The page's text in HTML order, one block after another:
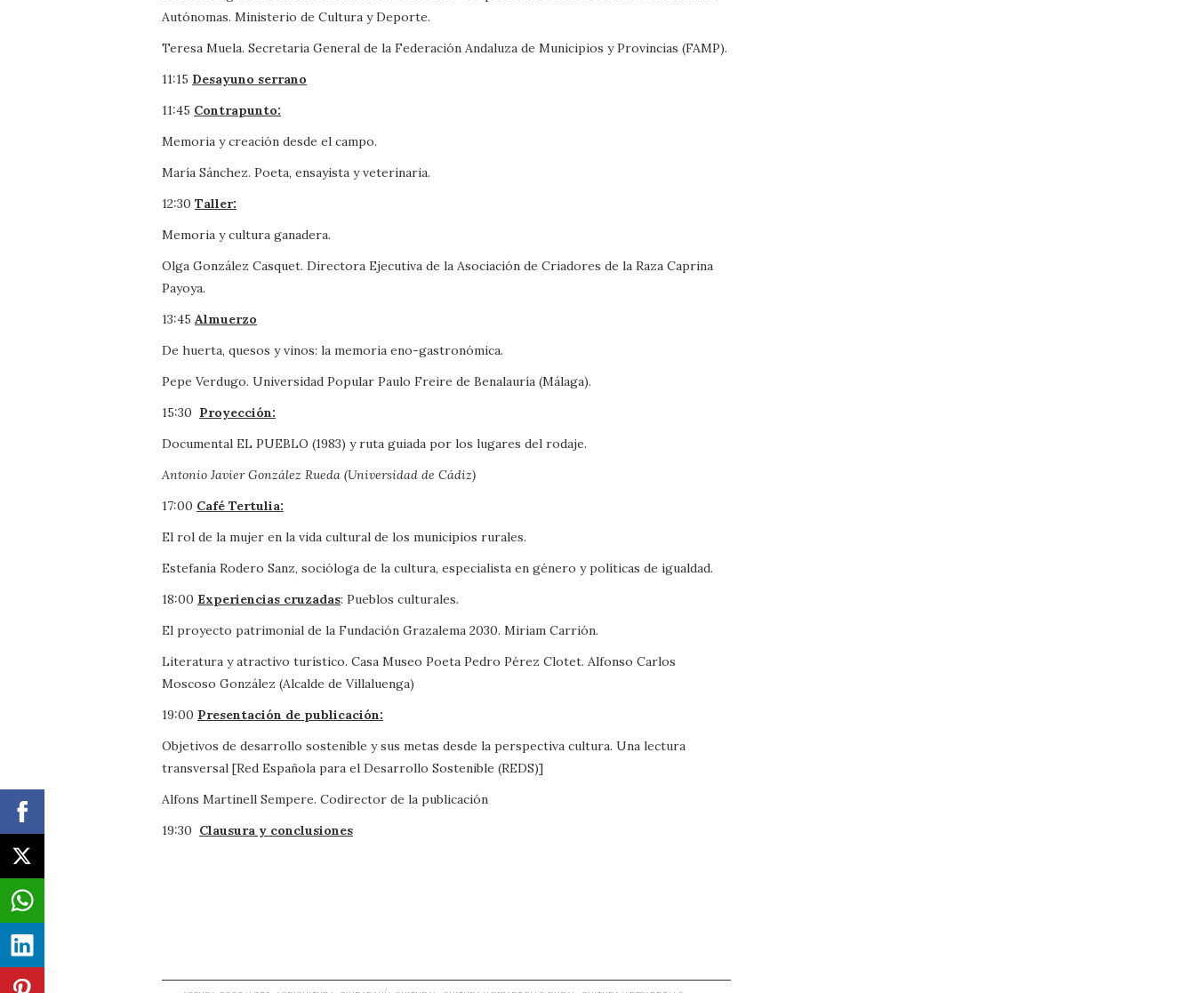
Autónomas. Ministerio de Cultura y Deporte.
Teresa Muela. Secretaria General de la Federación Andaluza de Municipios y Provincias (FAMP).
11:15 Desayuno serrano
11:45 Contrapunto:
Memoria y creación desde el campo.
María Sánchez. Poeta, ensayista y veterinaria.
12:30 Taller:
Memoria y cultura ganadera.
Olga González Casquet. Directora Ejecutiva de la Asociación de Criadores de la Raza Caprina
Payoya.
13:45 Almuerzo
De huerta, quesos y vinos: la memoria eno-gastronómica.
Pepe Verdugo. Universidad Popular Paulo Freire de Benalauría (Málaga).
15:30 Proyección:
Documental EL PUEBLO (1983) y ruta guiada por los lugares del rodaje.
Antonio Javier González Rueda (Universidad de Cádiz)
17:00 Café Tertulia:
El rol de la mujer en la vida cultural de los municipios rurales.
Estefanía Rodero Sanz, socióloga de la cultura, especialista en género y políticas de igualdad.
18:00 Experiencias cruzadas: Pueblos culturales.
El proyecto patrimonial de la Fundación Grazalema 2030. Miriam Carrión.
Literatura y atractivo turístico. Casa Museo Poeta Pedro Pérez Clotet. Alfonso Carlos
Moscoso González (Alcalde de Villaluenga)
19:00 Presentación de publicación:
Objetivos de desarrollo sostenible y sus metas desde la perspectiva cultura. Una lectura
transversal [Red Española para el Desarrollo Sostenible (REDS)]
Alfons Martinell Sempere. Codirector de la publicación
19:30 Clausura y conclusiones